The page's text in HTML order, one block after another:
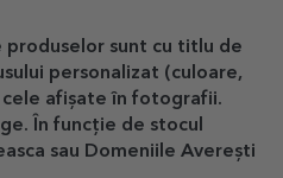
produselor sunt cu titlu de
personalizat (culoare,
afișate în fotografii.
În funcție de stocul
sau Domeniile Averești